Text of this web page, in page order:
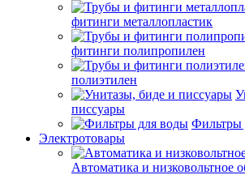
фитинги металлопластик
фитинги полипропилен
полиэтилен
писсуары
Фильтры
Электротовары
Автоматика и низковольтное